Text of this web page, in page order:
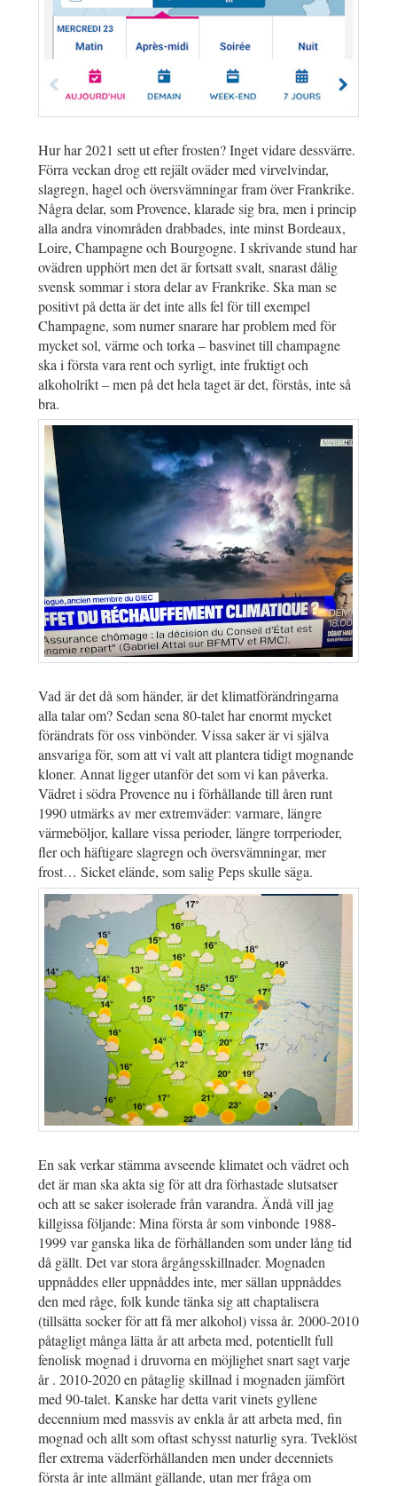
Hur har 2021 sett ut efter frosten? Inget vidare dessvärre.
Förra veckan drog ett rejält oväder med virvelvindar,
slagregn, hagel och översvämningar fram över Frankrike.
Några delar, som Provence, klarade sig bra, men i princip
alla andra vinområden drabbades, inte minst Bordeaux,
Loire, Champagne och Bourgogne. I skrivande stund har
ovädren upphört men det är fortsatt svalt, snarast dålig
svensk sommar i stora delar av Frankrike. Ska man se
positivt på detta är det inte alls fel för till exempel
Champagne, som numer snarare har problem med för
mycket sol, värme och torka – basvinet till champagne
ska i första vara rent och syrligt, inte fruktigt och
alkoholrikt – men på det hela taget är det, förstås, inte så
bra.
Vad är det då som händer, är det klimatförändringarna
alla talar om? Sedan sena 80-talet har enormt mycket
förändrats för oss vinbönder. Vissa saker är vi själva
ansvariga för, som att vi valt att plantera tidigt mognande
kloner. Annat ligger utanför det som vi kan påverka.
Vädret i södra Provence nu i förhållande till åren runt
1990 utmärks av mer extremväder: varmare, längre
värmeböljor, kallare vissa perioder, längre torrperioder,
fler och häftigare slagregn och översvämningar, mer
frost… Sicket elände, som salig Peps skulle säga.
En sak verkar stämma avseende klimatet och vädret och
det är man ska akta sig för att dra förhastade slutsatser
och att se saker isolerade från varandra. Ändå vill jag
killgissa följande: Mina första år som vinbonde 1988-
1999 var ganska lika de förhållanden som under lång tid
då gällt. Det var stora årgångsskillnader. Mognaden
uppnåddes eller uppnåddes inte, mer sällan uppnåddes
den med råge, folk kunde tänka sig att chaptalisera
(tillsätta socker för att få mer alkohol) vissa år. 2000-2010
påtagligt många lätta år att arbeta med, potentiellt full
fenolisk mognad i druvorna en möjlighet snart sagt varje
år . 2010-2020 en påtaglig skillnad i mognaden jämfört
med 90-talet. Kanske har detta varit vinets gyllene
decennium med massvis av enkla år att arbeta med, fin
mognad och allt som oftast schysst naturlig syra. Tveklöst
fler extrema väderförhållanden men under decenniets
första år inte allmänt gällande, utan mer fråga om